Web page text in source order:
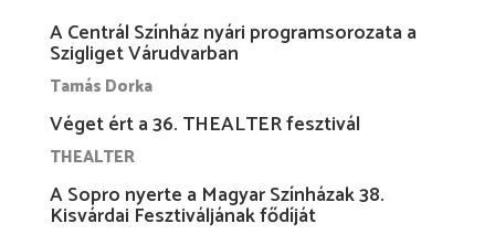
A Centrál Színház nyári programsorozata a
Szigliget Várudvarban
Tamás Dorka
Véget ért a 36. THEALTER fesztivál
THEALTER
A Sopro nyerte a Magyar Színházak 38.
Kisvárdai Fesztiváljának fődíját